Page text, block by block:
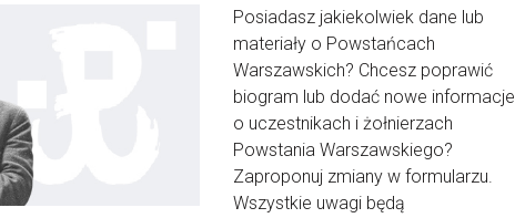
Posiadasz jakiekolwiek dane lub
materiały o Powstańcach
Warszawskich? Chcesz poprawić
biogram lub dodać nowe informacje
o uczestnikach i żołnierzach
Powstania Warszawskiego?
Zaproponuj zmiany w formularzu.
Wszystkie uwagi będą